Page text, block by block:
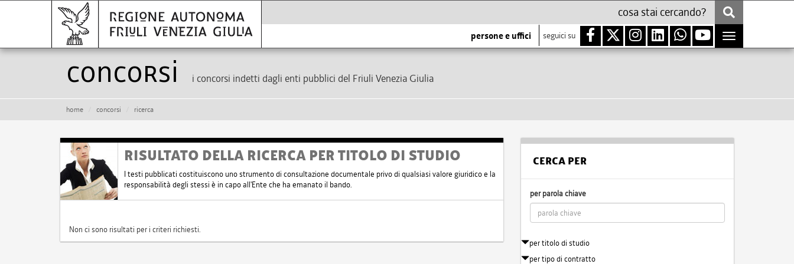
persone e uffici seguici su
Toggle
navigation
Concorsi i concorsi indetti dagli enti pubblici del Friuli Venezia Giulia
home concorsi ricerca
RISULTATO DELLA RICERCA PER TITOLO DI STUDIO
I testi pubblicati costituiscono uno strumento di consultazione documentale privo di qualsiasi valore giuridico e la
responsabilità degli stessi è in capo all'Ente che ha emanato il bando.
Non ci sono risultati per i criteri richiesti.
CERCA PER
per parola chiave
per titolo di studio
per tipo di contratto